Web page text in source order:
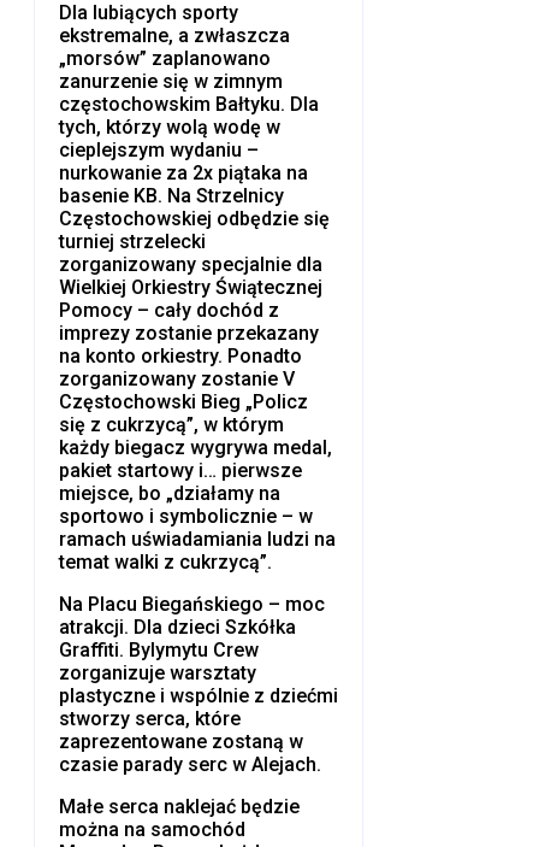
Dla lubiących sporty
ekstremalne, a zwłaszcza
„morsów” zaplanowano
zanurzenie się w zimnym
częstochowskim Bałtyku. Dla
tych, którzy wolą wodę w
cieplejszym wydaniu –
nurkowanie za 2x piątaka na
basenie KB. Na Strzelnicy
Częstochowskiej odbędzie się
turniej strzelecki
zorganizowany specjalnie dla
Wielkiej Orkiestry Świątecznej
Pomocy – cały dochód z
imprezy zostanie przekazany
na konto orkiestry. Ponadto
zorganizowany zostanie V
Częstochowski Bieg „Policz
się z cukrzycą”, w którym
każdy biegacz wygrywa medal,
pakiet startowy i… pierwsze
miejsce, bo „działamy na
sportowo i symbolicznie – w
ramach uświadamiania ludzi na
temat walki z cukrzycą”.
Na Placu Biegańskiego – moc
atrakcji. Dla dzieci Szkółka
Graffiti. Bylymytu Crew
zorganizuje warsztaty
plastyczne i wspólnie z dziećmi
stworzy serca, które
zaprezentowane zostaną w
czasie parady serc w Alejach.
Małe serca naklejać będzie
można na samochód